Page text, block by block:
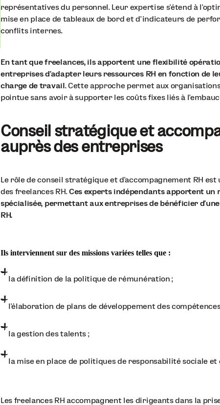
représentatives du personnel. Leur expertise s'étend à
mise en place de tableaux de bord et d'indicateurs de
conflits internes.
En tant que freelances, ils apportent une flexibilité
entreprises d'adapter leurs ressources RH en fonction de
charge de travail. Cette approche permet aux
pointue sans avoir à supporter les coûts fixes liés à
Conseil stratégique et
auprès des entreprises
Le rôle de conseil stratégique et d'accompagnement RH
des freelances RH.Ces experts indépendants apportent
spécialisée, permettant aux entreprises de bénéficier
RH.
Ils interviennent sur des missions variées telles que :
la définition de la politique de rémunération ;
l'élaboration de plans de développement des
la gestion des talents ;
la mise en place de politiques de responsabilité sociale et
Les freelances RH accompagnent les dirigeants dans la